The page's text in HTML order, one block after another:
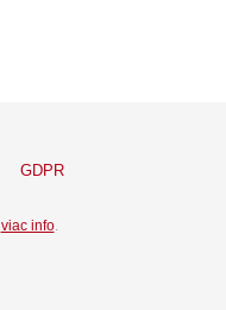
GDPR
viac info.